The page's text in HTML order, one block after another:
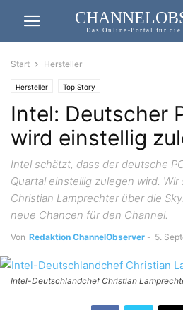
Das Online-Portal für die
Start Hersteller
Hersteller Top Story
Intel: Deutscher
wird einstellig
Intel schätzt, dass der deutsche
Quartal einstellig zulegen wird.
Christian Lamprechter über die
neue Chancen für den Channel.
Von Redaktion ChannelObserver - 5.
Intel-Deutschlandchef Christian